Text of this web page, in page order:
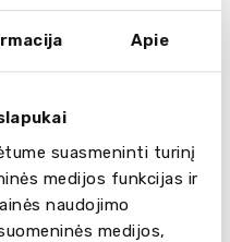
Apie
suasmeninti turinį
medijos funkcijas ir
naudojimo
medijos,
supažindins su
papasakos, į ką
tūkstančius
šalių, bei kokios
studentams.